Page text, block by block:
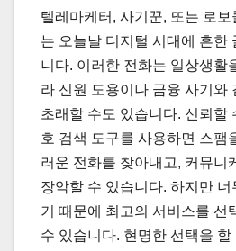
텔레마케터, 사기꾼, 또는 로
는 오늘날 디지털 시대에 흔한
니다. 이러한 전화는 일상생활
라 신원 도용이나 금융 사기와
초래할 수도 있습니다. 신뢰할
호 검색 도구를 사용하면 스팸
러운 전화를 찾아내고, 커뮤니
장악할 수 있습니다. 하지만
기 때문에 최고의 서비스를 선
수 있습니다. 현명한 선택을 할